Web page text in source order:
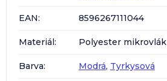
EAN: 8596267111044
Materiál: Polyester
Barva: Modrá, Tyrkysová